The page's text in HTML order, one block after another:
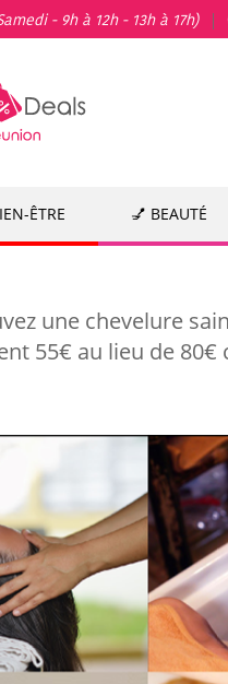
- 9h à 12h - 13h à 17h)
ÊTRE 💅 BEAUTÉ
une chevelure
55€ au lieu de